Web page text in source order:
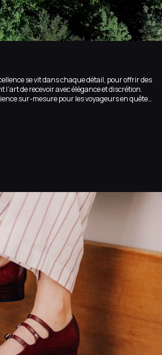
se vit dans chaque détail, pour offrir des
de recevoir avec élégance et discrétion.
sur-mesure pour les voyageurs en quête